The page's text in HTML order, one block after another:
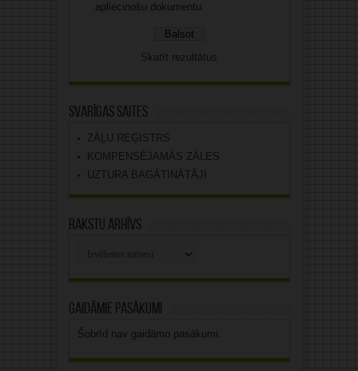
apliecinošu dokumentu.
Skatīt rezultātus
Svarīgas saites
ZĀĻU REĢISTRS
KOMPENSĒJAMĀS ZĀLES
UZTURA BAGĀTINĀTĀJI
Rakstu arhīvs
Gaidāmie pasākumi
Šobrīd nav gaidāmo pasākumi.